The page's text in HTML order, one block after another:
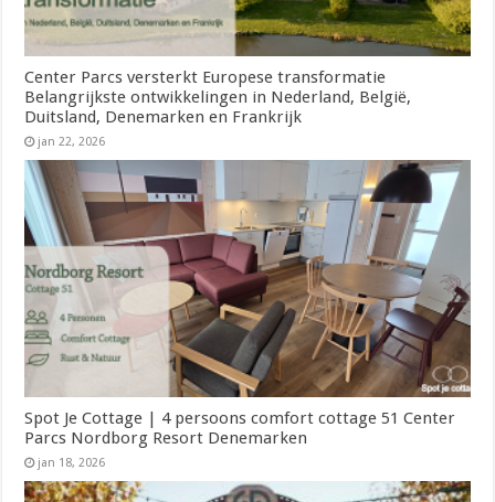
Center Parcs versterkt Europese transformatie
Belangrijkste ontwikkelingen in Nederland, België,
Duitsland, Denemarken en Frankrijk
jan 22, 2026
Spot Je Cottage | 4 persoons comfort cottage 51 Center
Parcs Nordborg Resort Denemarken
jan 18, 2026